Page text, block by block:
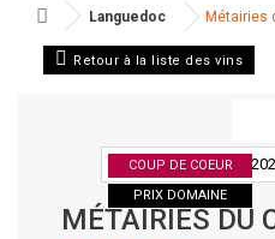
Languedoc Métairies
Retour à la liste des vins
COUP DE COEUR
PRIX DOMAINE
MÉTAIRIES DU